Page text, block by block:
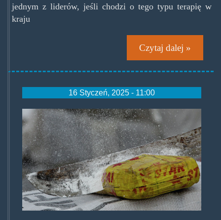
jednym z liderów, jeśli chodzi o tego typu terapię w
kraju
Czytaj dalej »
16 Styczeń, 2025 - 11:00
cocainedoubles.jpg